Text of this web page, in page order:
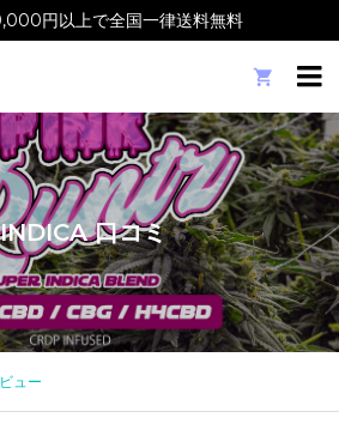
円以上で全国一律送料無料

口コミ
ュー